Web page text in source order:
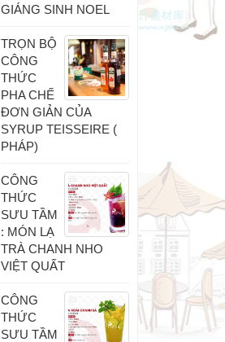
GIÁNG SINH NOEL
TRỌN BỘ
CÔNG
THỨC
PHA CHẾ
ĐƠN GIẢN CỦA
SYRUP TEISSEIRE (
PHÁP)
CÔNG
THỨC
SƯU TẦM
: MÓN LẠ
TRÀ CHANH NHO
VIỆT QUẤT
CÔNG
THỨC
SƯU TẦM